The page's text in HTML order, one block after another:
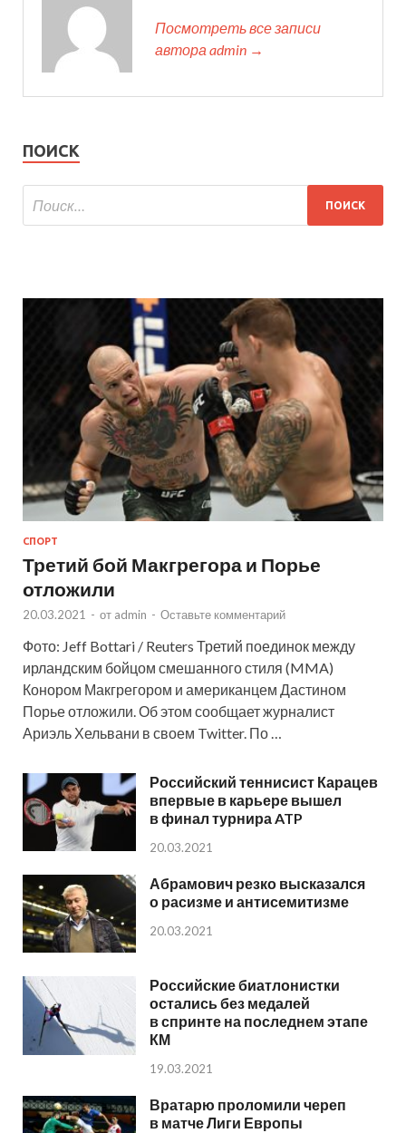
Посмотреть все записи
автора admin →
ПОИСК
СПОРТ
Третий бой Макгрегора и Порье
отложили
20.03.2021 - от admin - Оставьте комментарий
Фото: Jeff Bottari / Reuters Третий поединок между
ирландским бойцом смешанного стиля (MMA)
Конором Макгрегором и американцем Дастином
Порье отложили. Об этом сообщает журналист
Ариэль Хельвани в своем Twitter. По …
Российский теннисист Карацев
впервые в карьере вышел
в финал турнира ATP
20.03.2021
Абрамович резко высказался
о расизме и антисемитизме
20.03.2021
Российские биатлонистки
остались без медалей
в спринте на последнем этапе
КМ
19.03.2021
Вратарю проломили череп
в матче Лиги Европы